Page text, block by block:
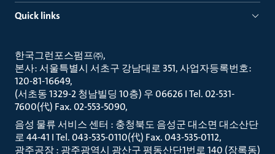
Quick links
한국그런포스펌프㈜
본사: 서울특별시 서초구 강남대로 351, 사업자등록번호:
120-81-16649
(서초동 1329-2 청남빌딩 10층) 우 06626 I Tel. 02-531-
7600(代) Fax. 02-553-5090
음성 물류 서비스 센터 : 충청북도 음성군 대소면 대소산단
로 44-41 I Tel. 043-535-0110(代) Fax. 043-535-0112
광주공장 : 광주광역시 광산구 평동산단1번로 140 (장록동)